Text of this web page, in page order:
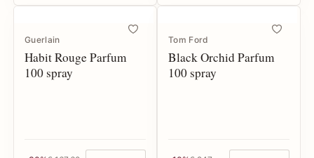
Guerlain
Habit Rouge Parfum
100 spray
Tom Ford
Black Orchid Parfum
100 spray